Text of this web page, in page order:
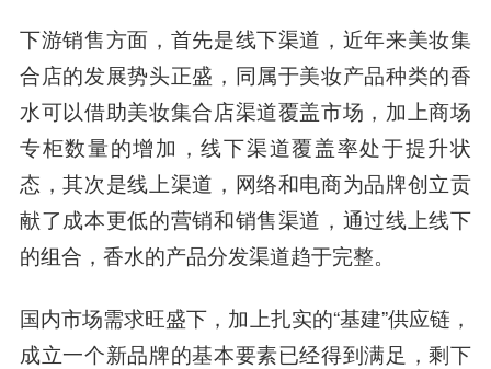
下游销售方面，首先是线下渠道，近年来美妆集
合店的发展势头正盛，同属于美妆产品种类的香
水可以借助美妆集合店渠道覆盖市场，加上商场
专柜数量的增加，线下渠道覆盖率处于提升状
态，其次是线上渠道， 网络和电商为品牌创立贡
献了成本更低的营销和销售渠道，通过线上线下
的组合，香水的产品分发渠道趋于完整。
国内市场需求旺盛下，加上扎实的“基建”供应链，
成立一个新品牌的基本要素已经得到满足，剩下